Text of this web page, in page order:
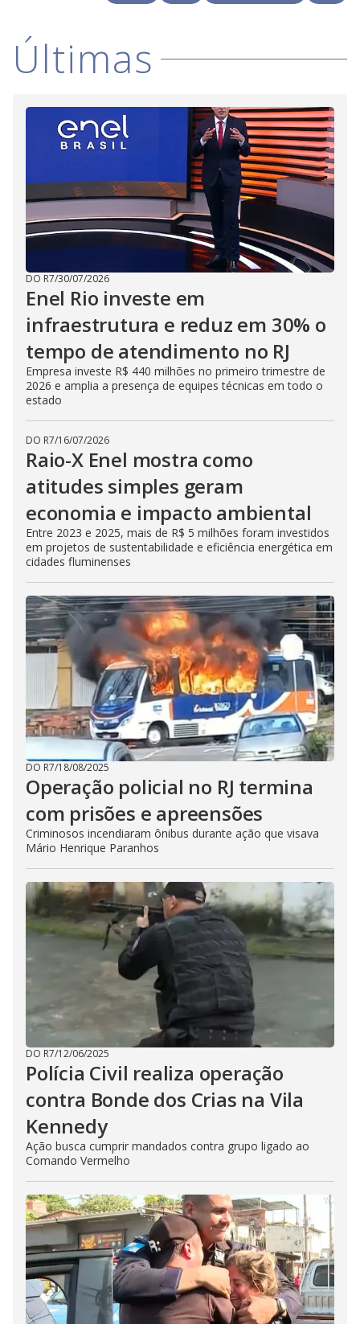
d
e
Últimas
DO R7/30/07/2026
Enel Rio investe em
infraestrutura e reduz em 30% o
tempo de atendimento no RJ
Empresa investe R$ 440 milhões no primeiro trimestre de
2026 e amplia a presença de equipes técnicas em todo o
estado
DO R7/16/07/2026
Raio-X Enel mostra como
atitudes simples geram
economia e impacto ambiental
Entre 2023 e 2025, mais de R$ 5 milhões foram investidos
em projetos de sustentabilidade e eficiência energética em
cidades fluminenses
DO R7/18/08/2025
Operação policial no RJ termina
com prisões e apreensões
Criminosos incendiaram ônibus durante ação que visava
Mário Henrique Paranhos
DO R7/12/06/2025
Polícia Civil realiza operação
contra Bonde dos Crias na Vila
Kennedy
Ação busca cumprir mandados contra grupo ligado ao
Comando Vermelho